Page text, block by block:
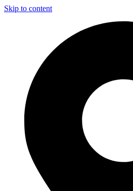
Skip to content